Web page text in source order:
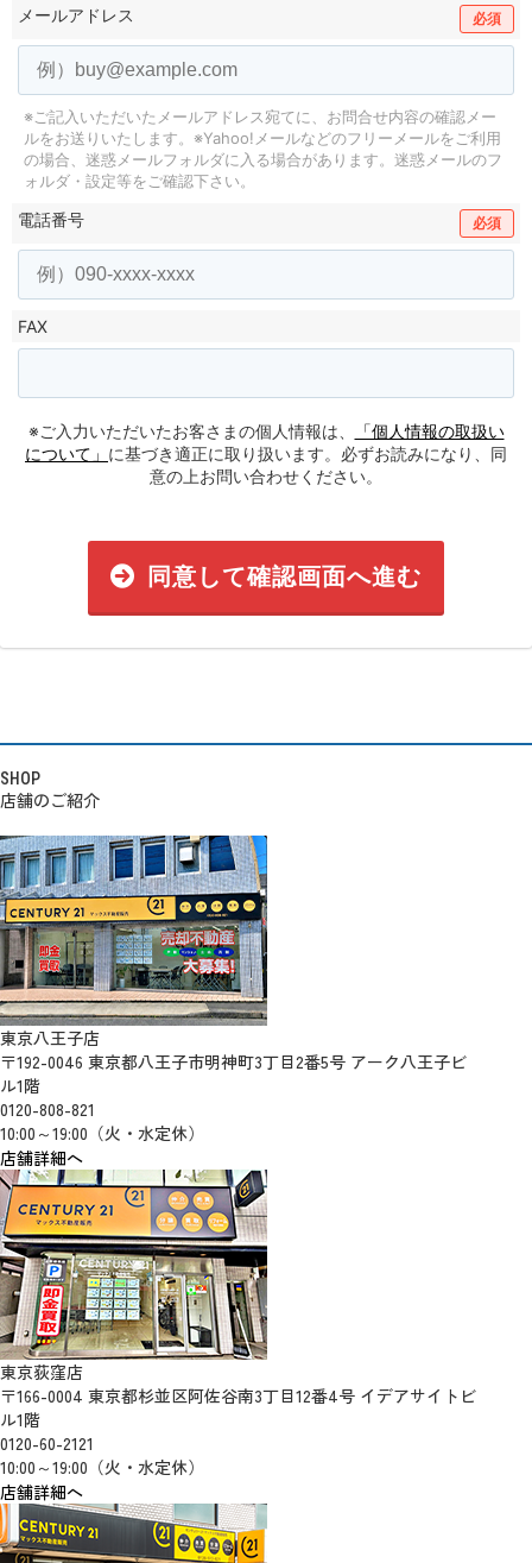
メールアドレス 必須
※ご記入いただいたメールアドレス宛てに、お問合せ内容の確認メー
ルをお送りいたします。 ※Yahoo!メールなどのフリーメールをご利用
の場合、迷惑メールフォルダに入る場合があります。 迷惑メールのフ
ォルダ・設定等をご確認下さい。
電話番号 必須
FAX
※ご入力いただいたお客さまの個人情報は、
「個人情報の取扱い
について」 に基づき適正に取り扱います。必ずお読みになり、同
意の上お問い合わせください。
同意して確認画面へ進む
SHOP
店舗のご紹介
東京八王子店
〒192-0046 東京都八王子市明神町3丁目2番5号 アーク八王子ビ
ル1階
0120-808-821
10:00～19:00（火・水定休）
店舗詳細へ
東京荻窪店
〒166-0004 東京都杉並区阿佐谷南3丁目12番4号 イデアサイトビ
ル1階
0120-60-2121
10:00～19:00（火・水定休）
店舗詳細へ